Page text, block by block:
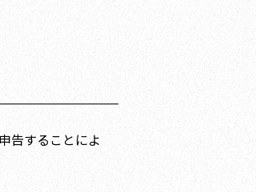
告することによ